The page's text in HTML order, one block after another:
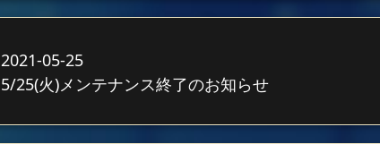
2021-05-25
5/25(火)メンテナンス終了のお知らせ